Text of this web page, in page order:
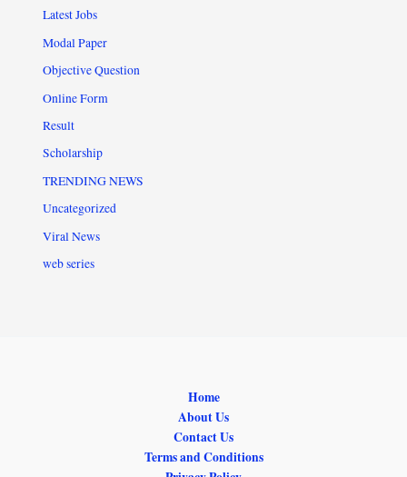
Latest Jobs
Modal Paper
Objective Question
Online Form
Result
Scholarship
TRENDING NEWS
Uncategorized
Viral News
web series
Home
About Us
Contact Us
Terms and Conditions